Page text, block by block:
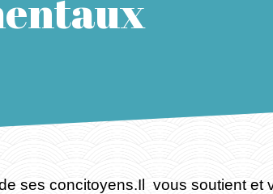
ses concitoyens.Il vous soutient et